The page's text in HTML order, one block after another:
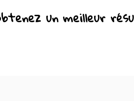
un meilleur